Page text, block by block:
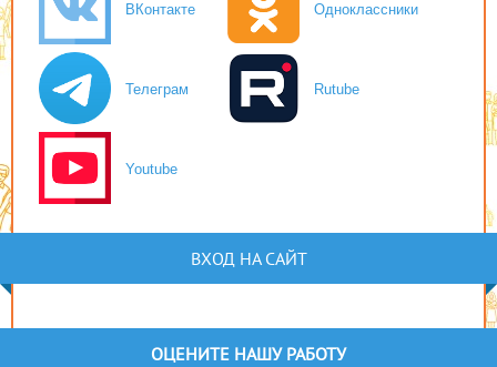
ВКонтакте Одноклассники
Телеграм Rutube
Youtube
ВХОД НА САЙТ
ОЦЕНИТЕ НАШУ РАБОТУ